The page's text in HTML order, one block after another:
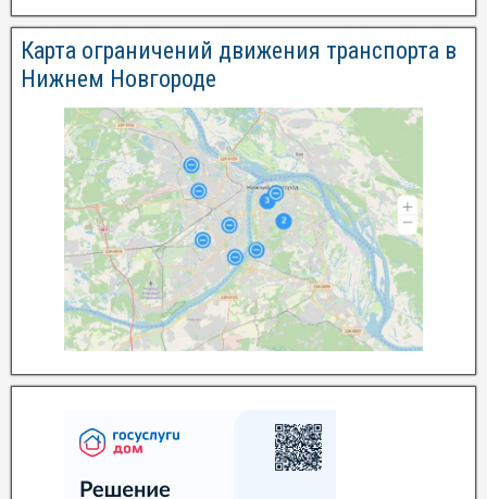
Карта ограничений движения транспорта в
Нижнем Новгороде